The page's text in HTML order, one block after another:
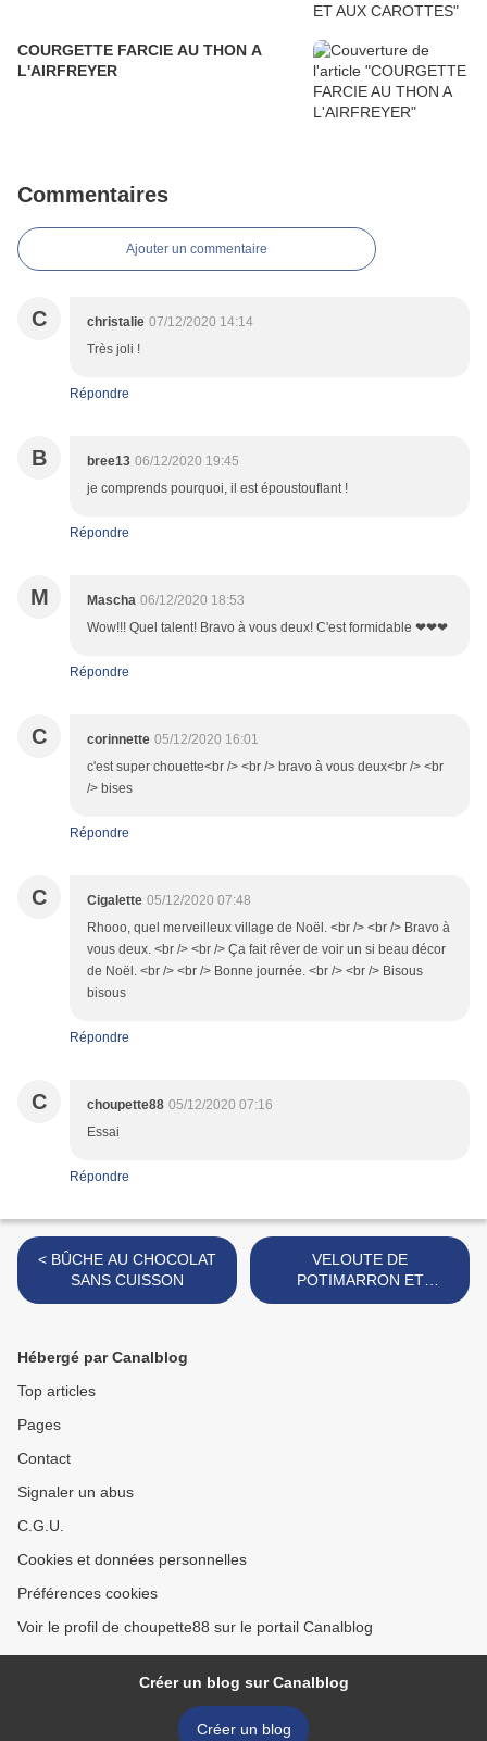
COURGETTE FARCIE AU THON A
L'AIRFREYER
Commentaires
Ajouter un commentaire
C christalie 07/12/2020 14:14
Très joli !
Répondre
B bree13 06/12/2020 19:45
je comprends pourquoi, il est époustouflant !
Répondre
M Mascha 06/12/2020 18:53
Wow!!! Quel talent! Bravo à vous deux! C'est formidable ❤❤❤
Répondre
C corinnette 05/12/2020 16:01
c'est super chouette<br /> <br /> bravo à vous deux<br /> <br
/> bises
Répondre
C Cigalette 05/12/2020 07:48
Rhooo, quel merveilleux village de Noël. <br /> <br /> Bravo à
vous deux. <br /> <br /> Ça fait rêver de voir un si beau décor
de Noël. <br /> <br /> Bonne journée. <br /> <br /> Bisous
bisous
Répondre
C choupette88 05/12/2020 07:16
Essai
Répondre
< BÛCHE AU CHOCOLAT
SANS CUISSON
VELOUTE DE
POTIMARRON ET
CHÂTAIGNES >
Hébergé par Canalblog
Top articles
Pages
Contact
Signaler un abus
C.G.U.
Cookies et données personnelles
Préférences cookies
Voir le profil de choupette88 sur le portail Canalblog
Créer un blog sur Canalblog
Créer un blog